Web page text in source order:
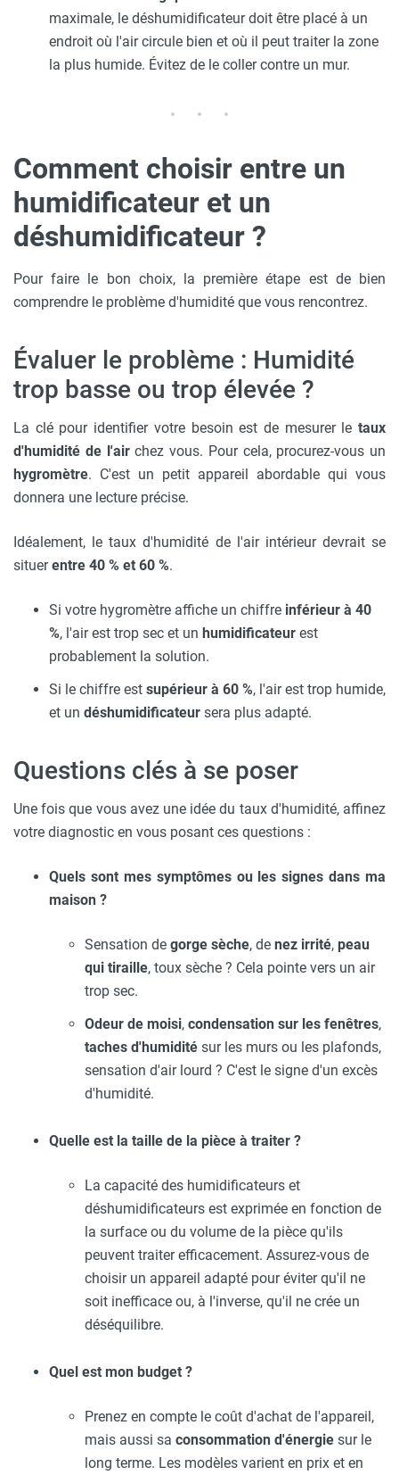
maximale, le déshumidificateur doit être placé à un
endroit où l'air circule bien et où il peut traiter la zone
la plus humide. Évitez de le coller contre un mur.
Comment choisir entre un
humidificateur et un
déshumidificateur ?
Pour faire le bon choix, la première étape est de bien
comprendre le problème d'humidité que vous rencontrez.
Évaluer le problème : Humidité
trop basse ou trop élevée ?
La clé pour identifier votre besoin est de mesurer le taux
d'humidité de l'airchez vous. Pour cela, procurez-vous un
hygromètre. C'est un petit appareil abordable qui vous
donnera une lecture précise.
Idéalement, le taux d'humidité de l'air intérieur devrait se
situerentre 40 % et 60 %.
Si votre hygromètre affiche un chiffre inférieur à 40
%, l'air est trop sec et un humidificateur est
probablement la solution.
Si le chiffre est supérieur à 60 %, l'air est trop humide,
et un déshumidificateur sera plus adapté.
Questions clés à se poser
Une fois que vous avez une idée du taux d'humidité, affinez
votre diagnostic en vous posant ces questions :
Quels sont mes symptômes ou les signes dans ma
maison ?
Sensation de gorge sèche, de nez irrité, peau
qui tiraille, toux sèche ? Cela pointe vers un air
trop sec.
Odeur de moisi, condensation sur les fenêtres,
taches d'humidité sur les murs ou les plafonds,
sensation d'air lourd ? C'est le signe d'un excès
d'humidité.
Quelle est la taille de la pièce à traiter ?
La capacité des humidificateurs et
déshumidificateurs est exprimée en fonction de
la surface ou du volume de la pièce qu'ils
peuvent traiter efficacement. Assurez-vous de
choisir un appareil adapté pour éviter qu'il ne
soit inefficace ou, à l'inverse, qu'il ne crée un
déséquilibre.
Quel est mon budget ?
Prenez en compte le coût d'achat de l'appareil,
mais aussi sa consommation d'énergie sur le
long terme. Les modèles varient en prix et en